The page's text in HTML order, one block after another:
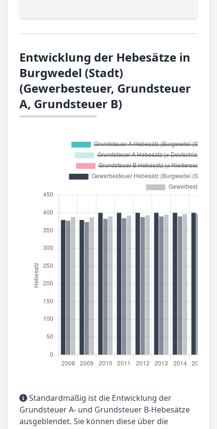
Entwicklung der Hebesätze in
Burgwedel (Stadt)
(Gewerbesteuer, Grundsteuer
A, Grundsteuer B)
Standardmäßig ist die Entwicklung der
Grundsteuer A- und Grundsteuer B-Hebesätze
ausgeblendet. Sie können diese über die